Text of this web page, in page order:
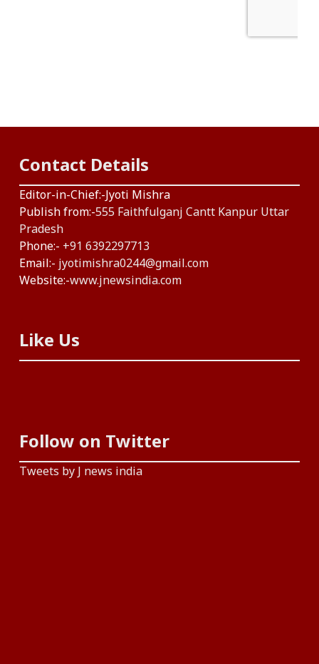
Contact Details
Editor-in-Chief:-Jyoti Mishra
Publish from:-555 Faithfulganj Cantt Kanpur Uttar
Pradesh
Phone:- +91 6392297713
Email:- jyotimishra0244@gmail.com
Website:-www.jnewsindia.com
Like Us
Follow on Twitter
Tweets by J news india